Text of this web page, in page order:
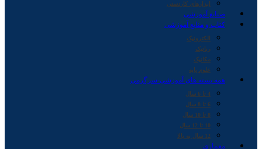
ابزارهای کاردستی
صنایع آموزشی
کتاب و منابع آموزشی
الکترونیک
رباتیک
مکانیک
علوم پایه
همه بسته های آموزشی-سرگرمی
4 تا 6 سال
6 تا 8 سال
8 تا 10 سال
10 تا 12 سال
12 سال به بالا
معماری